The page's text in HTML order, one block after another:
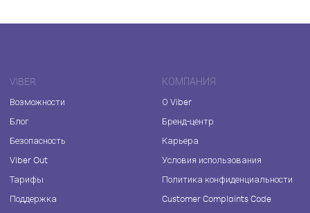
VIBER
Возможности
Блог
Безопасность
Viber Out
Тарифы
Поддержка
КОМПАНИЯ
О Viber
Бренд-центр
Карьера
Условия использования
Политика конфиденциальности
Customer Complaints Code